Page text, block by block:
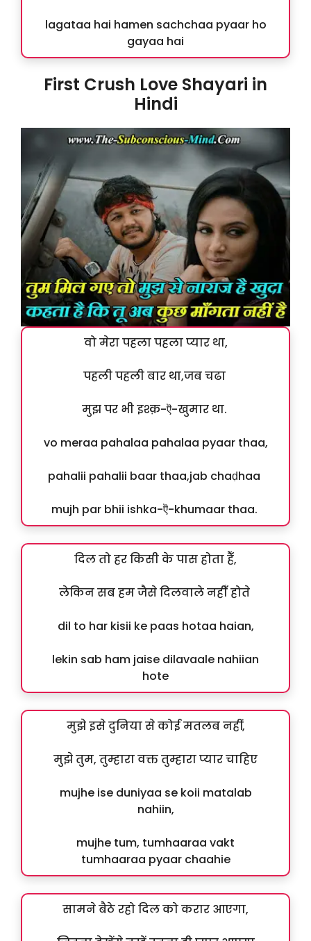
lagataa hai hamen sachchaa pyaar ho
gayaa hai
First Crush Love Shayari in
Hindi
वो मेरा पहला पहला प्यार था,
पहली पहली बार था,जब चढा
मुझ पर भी इश्क़-ऎ-खुमार था.
vo meraa pahalaa pahalaa pyaar thaa,
pahalii pahalii baar thaa,jab chaḍhaa
mujh par bhii ishka-ऎ-khumaar thaa.
दिल तो हर किसी के पास होता हैँ,
लेकिन सब हम जैसे दिलवाले नहीँ होते
dil to har kisii ke paas hotaa haian,
lekin sab ham jaise dilavaale nahiian
hote
मुझे इसे दुनिया से कोई मतलब नहीं,
मुझे तुम, तुम्हारा वक्त तुम्हारा प्यार चाहिए
mujhe ise duniyaa se koii matalab
nahiin,
mujhe tum, tumhaaraa vakt
tumhaaraa pyaar chaahie
सामने बैठे रहो दिल को करार आएगा,